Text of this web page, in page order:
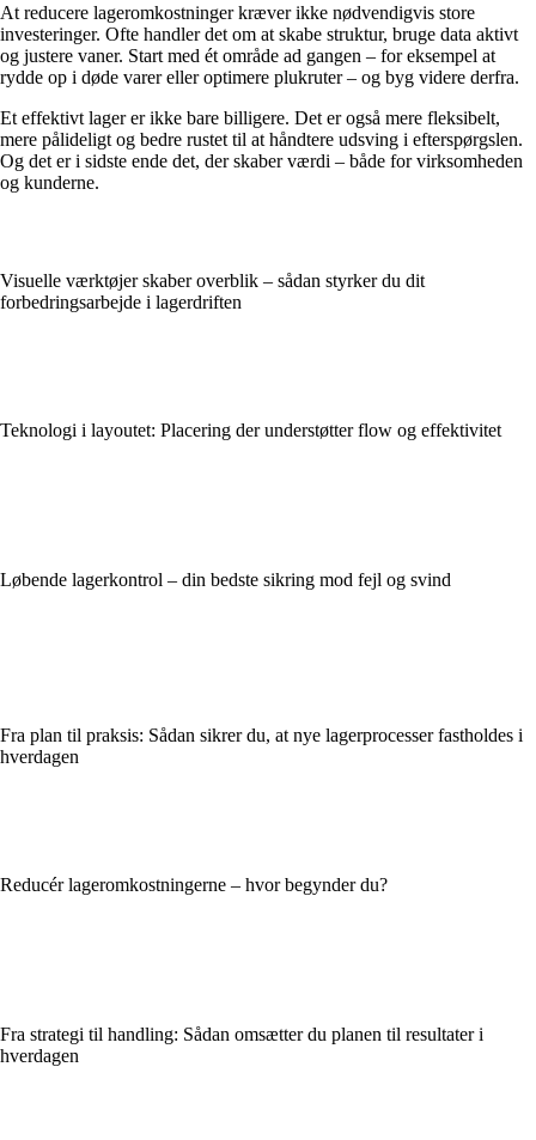
At reducere lageromkostninger kræver ikke nødvendigvis store
investeringer. Ofte handler det om at skabe struktur, bruge data aktivt
og justere vaner. Start med ét område ad gangen – for eksempel at
rydde op i døde varer eller optimere plukruter – og byg videre derfra.
Et effektivt lager er ikke bare billigere. Det er også mere fleksibelt,
mere pålideligt og bedre rustet til at håndtere udsving i efterspørgslen.
Og det er i sidste ende det, der skaber værdi – både for virksomheden
og kunderne.
Visuelle værktøjer skaber overblik – sådan styrker du dit
forbedringsarbejde i lagerdriften
Teknologi i layoutet: Placering der understøtter flow og effektivitet
Løbende lagerkontrol – din bedste sikring mod fejl og svind
Fra plan til praksis: Sådan sikrer du, at nye lagerprocesser fastholdes i
hverdagen
Reducér lageromkostningerne – hvor begynder du?
Fra strategi til handling: Sådan omsætter du planen til resultater i
hverdagen